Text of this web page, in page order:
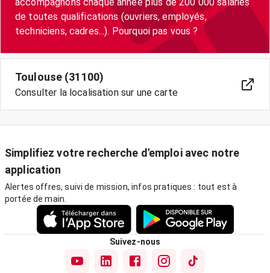
de toutes qualifications (ouvriers, employés,
techniciens, cadres...). Pourquoi pas vous ?
Toulouse (31100)
Consulter la localisation sur une carte
Simplifiez votre recherche d'emploi avec notre
application
Alertes offres, suivi de mission, infos pratiques : tout est à
portée de main.
Suivez-nous